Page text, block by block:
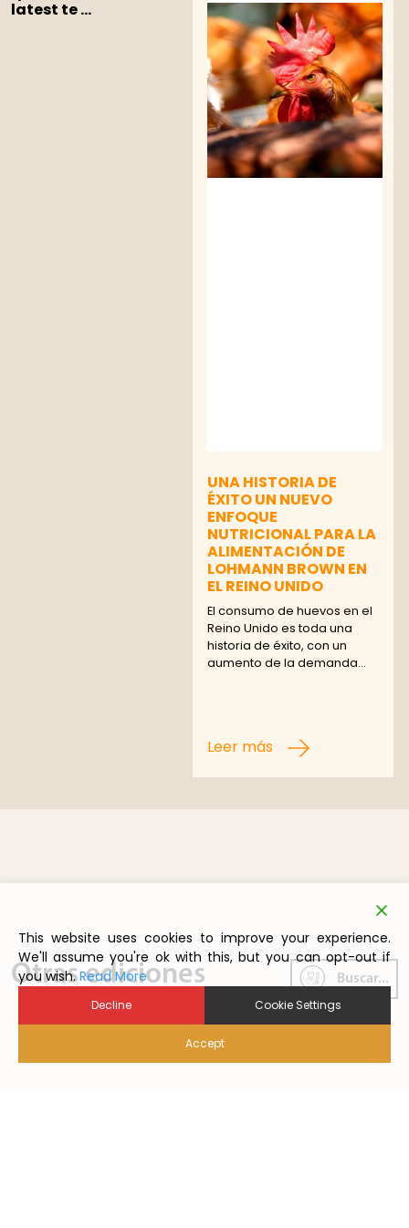
latest te ...
UNA HISTORIA DE
ÉXITO UN NUEVO
ENFOQUE
NUTRICIONAL PARA LA
ALIMENTACIÓN DE
LOHMANN BROWN EN
EL REINO UNIDO
El consumo de huevos en el
Reino Unido es toda una
historia de éxito, con un
aumento de la demanda…
Leer más
Otras ediciones Buscar...
This website uses cookies to improve your experience.
We'll assume you're ok with this, but you can opt-out if
you wish.Read More
Decline Cookie Settings
Accept